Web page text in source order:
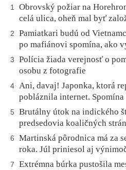
1
Obrovský požiar na
celá ulica, oheň mal byť
2
Pamiatkari budú od
po mafiánovi spomína, ako
3
Polícia žiada verejnosť o
osobu z fotografie
4 Ani, davaj! Japonka, ktorá
pobláznila internet.
5
Brutálny útok na indického
predsedovia koaličných
6
Martinská pôrodnica má za
roka. Júl priniesol aj
7
Extrémna búrka pustošila